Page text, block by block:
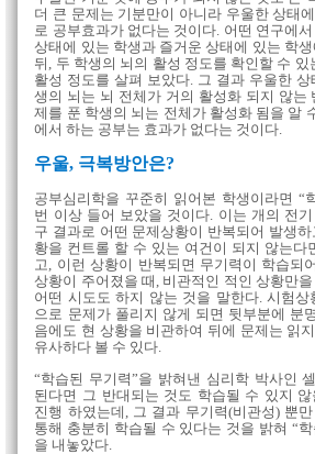
더 큰 문제는 기분만이 아니라 우울한 상태
로 공부효과가 없다는 것이다. 어떤 연구에
상태에 있는 학생과 즐거운 상태에 있는 학
뒤, 두 학생의 뇌의 활성 정도를 확인할 수
활성 정도를 살펴 보았다. 그 결과 우울한
생의 뇌는 뇌 전체가 거의 활성화 되지 않는
제를 푼 학생의 뇌는 전체가 활성화 됨을 알
에서 하는 공부는 효과가 없다는 것이다.
우울, 극복방안은?
공부심리학을 꾸준히 읽어본 학생이라면 “
번 이상 들어 보았을 것이다. 이는 개의 전
구 결과로 어떤 문제상황이 반복되어 발생
황을 컨트롤 할 수 있는 여건이 되지 않는다
고, 이런 상황이 반복되면 무기력이 학습되
상황이 주어졌을 때, 비관적인 적인 상황만
어떤 시도도 하지 않는 것을 말한다. 시험상
으로 문제가 풀리지 않게 되면 뒷부분에 분
음에도 현 상황을 비관하여 뒤에 문제는 읽
유사하다 볼 수 있다.
“학습된 무기력”을 밝혀낸 심리학 박사인
된다면 그 반대되는 것도 학습될 수 있지
진행 하였는데, 그 결과 무기력(비관성) 뿐
통해 충분히 학습될 수 있다는 것을 밝혀 “
을 내놓았다.